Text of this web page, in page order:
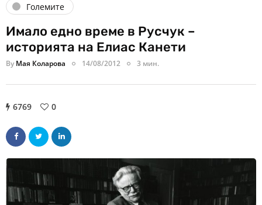
Големите
Имало едно време в Русчук –
историята на Елиас Канети
By Мая Коларова 14/08/2012 3 мин.
6769 0